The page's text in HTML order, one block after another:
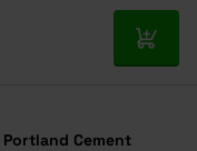
In
Cement